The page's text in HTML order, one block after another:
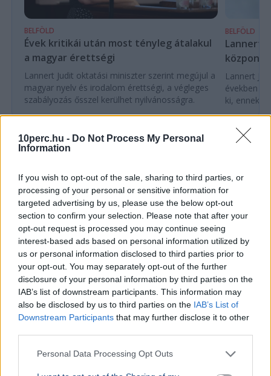
10perc.hu - Do Not Process My Personal
Information
If you wish to opt-out of the sale, sharing to third parties, or
processing of your personal or sensitive information for
targeted advertising by us, please use the below opt-out
section to confirm your selection. Please note that after your
opt-out request is processed you may continue seeing
interest-based ads based on personal information utilized by
us or personal information disclosed to third parties prior to
your opt-out. You may separately opt-out of the further
disclosure of your personal information by third parties on the
IAB’s list of downstream participants. This information may
also be disclosed by us to third parties on the IAB’s List of
Downstream Participants that may further disclose it to other
Personal Data Processing Opt Outs
BELFÖLD
Évek kritikái után most tényleg átalakul
a magyar érettségi
Lannert Judit oktatási miniszter szerint megújul a
magyar nyelv és irodalom érettségi, a végleges
szabályozás ősszel kerülhet nyilvánosságra.
BELFÖLD
Lannert
Lannert
években
ki, ennek
Ajánljuk még
Enyhül a helyzet Paksnál, de az erőmű még
mindig csak a kapacitás töredékén termel